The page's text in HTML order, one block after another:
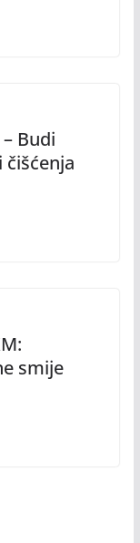
Budi
čišćenja
smije